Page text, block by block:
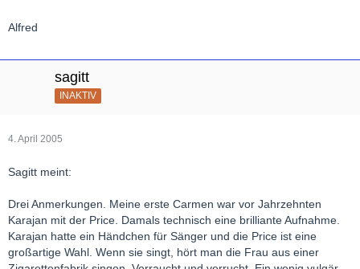
Alfred
sagitt
INAKTIV
4. April 2005
Sagitt meint:
Drei Anmerkungen. Meine erste Carmen war vor Jahrzehnten
Karajan mit der Price. Damals technisch eine brilliante Aufnahme.
Karajan hatte ein Händchen für Sänger und die Price ist eine
großartige Wahl. Wenn sie singt, hört man die Frau aus einer